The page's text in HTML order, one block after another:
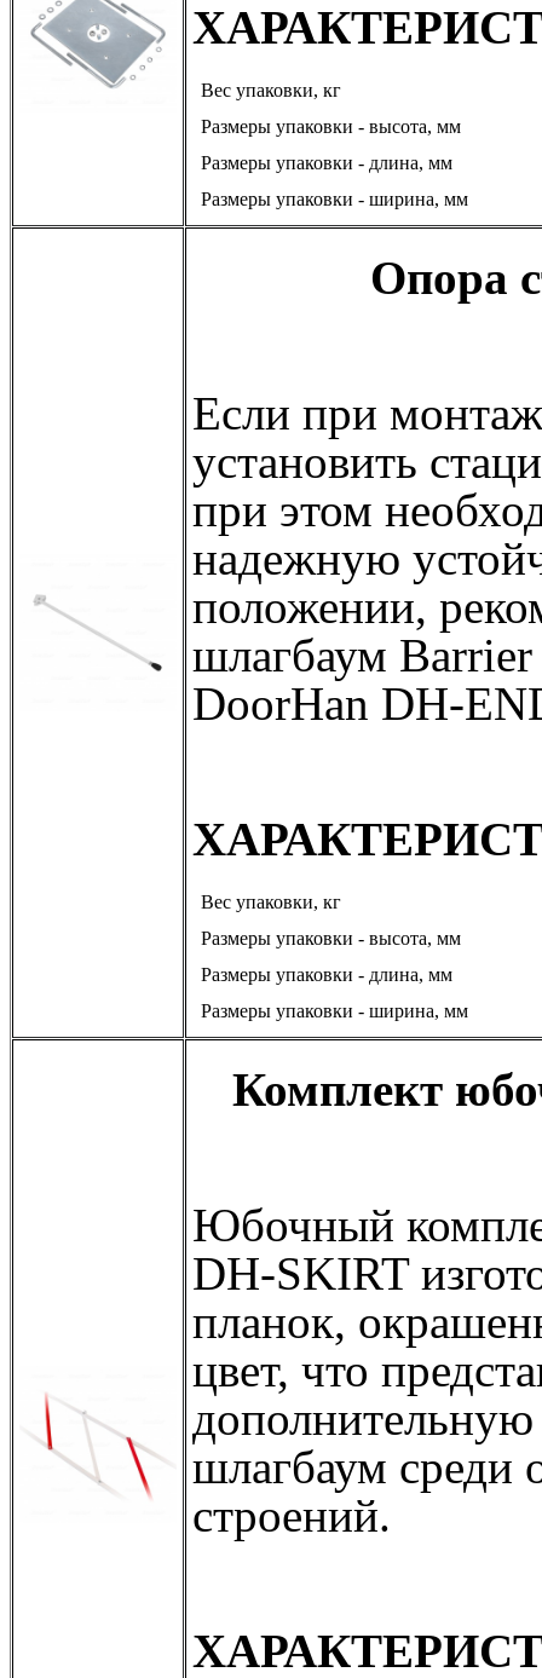
Вес упаковки, кг
Размеры упаковки - высота, мм
Размеры упаковки - длина, мм
Размеры упаковки - ширина, мм
Опора
Если при
установить
при этом
надежную
положении,
шлагбаум
DoorHan DH-
Вес упаковки, кг
Размеры упаковки - высота, мм
Размеры упаковки - длина, мм
Размеры упаковки - ширина, мм
Комплект
Юбочный
DH-SKIRT
планок,
цвет, что
шлагбаум среди
строений.